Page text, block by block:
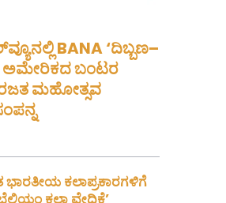
BANA ‘ದಿಬ್ಬಣ–
ಅಮೇರಿಕದ ಬಂಟರ
ಮಹೋತ್ಸವ
ಕಲಾಪ್ರಕಾರಗಳಿಗೆ
ಕಲಾ ವೇದಿಕೆ’